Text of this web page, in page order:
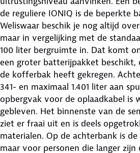
de reguliere IONIQ is de beperkte
Weliswaar beschik je nog altijd
maar in vergelijking met de
100 liter bergruimte in. Dat komt
een groter batterijpakket beschikt,
de kofferbak heeft gekregen.
341- en maximaal 1.401 liter aan
opbergvak voor de oplaadkabel is
gebleven. Het binnenste van de
ziet er fraai uit en is deels
materialen. Op de achterbank is
maar voor personen die langer zijn